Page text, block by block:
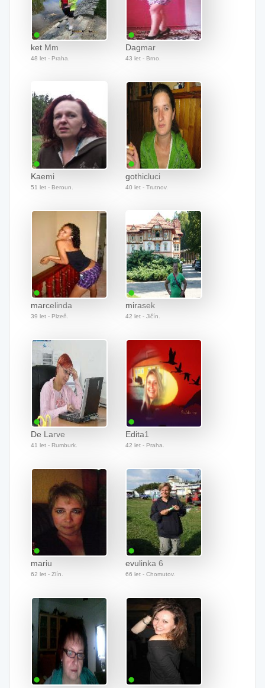
ket Mm
48 let - Praha.
Dagmar
43 let - Brno.
Kaemi
51 let - Beroun.
gothicluci
40 let - Trutnov.
marcelinda
39 let - Plzeň.
mirasek
42 let - Jičín.
De Larve
41 let - Rumburk.
Edita1
42 let - Praha.
mariu
62 let - Zlín.
evulinka 6
66 let - Chomutov.